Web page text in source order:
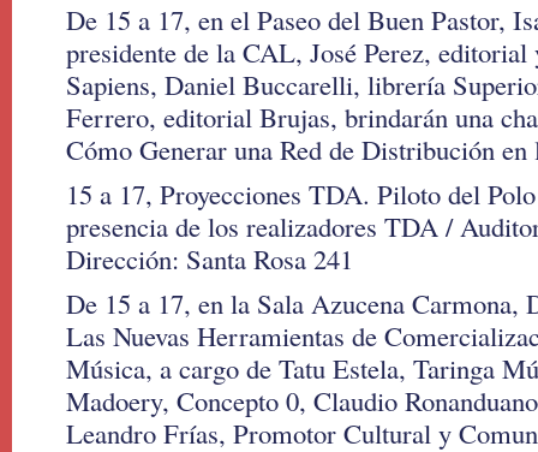
De 15 a 17, en el Paseo del Buen Pastor,
presidente de la CAL, José Perez,
Sapiens, Daniel Buccarelli, librería
Ferrero, editorial Brujas, brindarán una
Cómo Generar una Red de Distribución
15 a 17, Proyecciones TDA. Piloto del
presencia de los realizadores TDA /
Dirección: Santa Rosa 241
De 15 a 17, en la Sala Azucena
Las Nuevas Herramientas de
Música, a cargo de Tatu Estela, Taringa
Madoery, Concepto 0, Claudio
Leandro Frías, Promotor Cultural y